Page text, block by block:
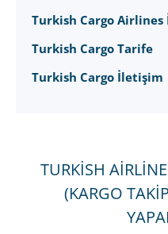
Turkish Cargo
Turkish Cargo Tarife
Turkish Cargo İletişim
TURKISH
(KARGO